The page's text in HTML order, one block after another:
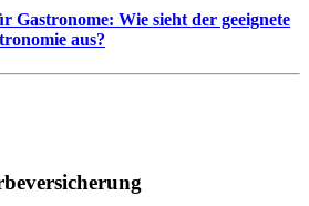
Gastronome: Wie sieht der geeignete
aus?